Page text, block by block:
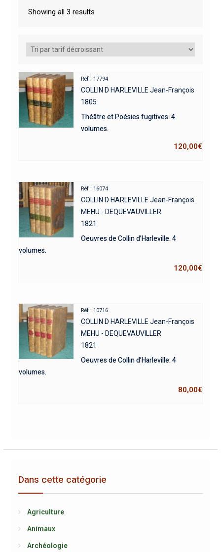
Showing all 3 results
Réf : 17794
COLLIN D HARLEVILLE Jean-François
1805
Théâtre et Poésies fugitives. 4
volumes.
120,00€
Réf : 16074
COLLIN D HARLEVILLE Jean-François
MEHU - DEQUEVAUVILLER
1821
Oeuvres de Collin d’Harleville. 4
volumes.
120,00€
Réf : 10716
COLLIN D HARLEVILLE Jean-François
MEHU - DEQUEVAUVILLER
1821
Oeuvres de Collin d’Harleville. 4
volumes.
80,00€
Dans cette catégorie
Agriculture
Animaux
Archéologie